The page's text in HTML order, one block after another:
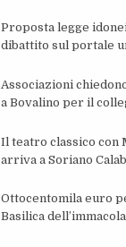
Proposta legge
dibattito sul portale
Associazioni
a Bovalino per il
Il teatro classico con
arriva a Soriano
Ottocentomila euro
Basilica